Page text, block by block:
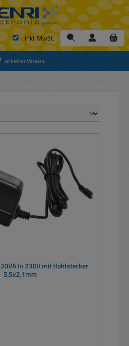
inkl. MwSt.
schneller Versand
In 230V mit Hohlstecker
5,5x2,1mm